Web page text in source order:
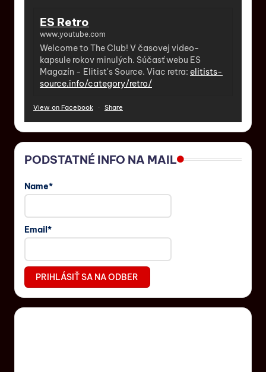
ES Retro
www.youtube.com
Welcome to The Club! V časovej video-
kapsule rokov minulých. Súčasť webu ES
Magazín - Elitist's Source. Viac retra: elitists-
source.info/category/retro/
View on Facebook · Share
PODSTATNÉ INFO NA MAIL
Name*
Email*